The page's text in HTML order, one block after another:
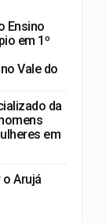
Ensino
em 1º
Vale do
da
em
Arujá